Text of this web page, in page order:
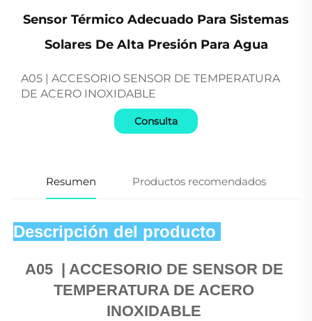
Sensor Térmico Adecuado Para Sistemas
Solares De Alta Presión Para Agua
A05 | ACCESORIO SENSOR DE TEMPERATURA
DE ACERO INOXIDABLE
Consulta
Resumen Productos recomendados
Descripción del producto
A05 | ACCESORIO DE SENSOR DE
TEMPERATURA DE ACERO
INOXIDABLE